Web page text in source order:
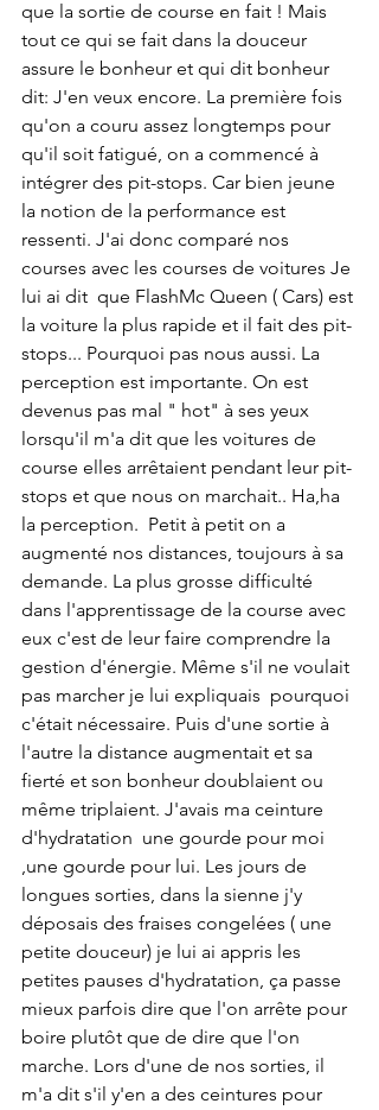
que la sortie de course en fait ! Mais
tout ce qui se fait dans la douceur
assure le bonheur et qui dit bonheur
dit: J'en veux encore. La première fois
qu'on a couru assez longtemps pour
qu'il soit fatigué, on a commencé à
intégrer des pit-stops. Car bien jeune
la notion de la performance est
ressenti. J'ai donc comparé nos
courses avec les courses de voitures Je
lui ai dit  que FlashMc Queen ( Cars) est
la voiture la plus rapide et il fait des pit-
stops... Pourquoi pas nous aussi. La
perception est importante. On est
devenus pas mal " hot" à ses yeux
lorsqu'il m'a dit que les voitures de
course elles arrêtaient pendant leur pit-
stops et que nous on marchait.. Ha,ha
la perception.  Petit à petit on a
augmenté nos distances, toujours à sa
demande. La plus grosse difficulté
dans l'apprentissage de la course avec
eux c'est de leur faire comprendre la
gestion d'énergie. Même s'il ne voulait
pas marcher je lui expliquais  pourquoi
c'était nécessaire. Puis d'une sortie à
l'autre la distance augmentait et sa
fierté et son bonheur doublaient ou
même triplaient. J'avais ma ceinture
d'hydratation  une gourde pour moi
,une gourde pour lui. Les jours de
longues sorties, dans la sienne j'y
déposais des fraises congelées ( une
petite douceur) je lui ai appris les
petites pauses d'hydratation, ça passe
mieux parfois dire que l'on arrête pour
boire plutôt que de dire que l'on
marche. Lors d'une de nos sorties, il
m'a dit s'il y'en a des ceintures pour